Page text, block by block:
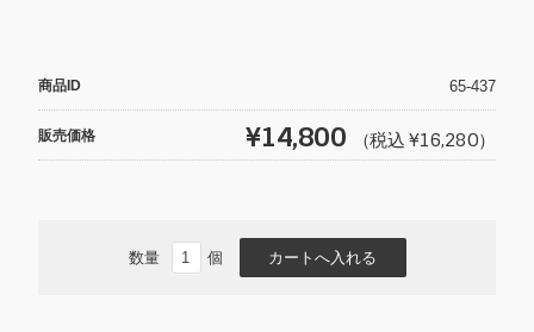
e
b
o
商品ID 65-437
販売価格 ¥14,800 （税込 ¥16,280）
数量 個